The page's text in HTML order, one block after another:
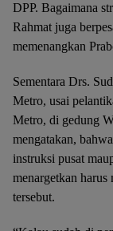
DPP. Bagaimana
Rahmat juga
memenangkan
Sementara Drs.
Metro, usai
Metro, di gedung
mengatakan,
instruksi pusat
menargetkan harus
tersebut.